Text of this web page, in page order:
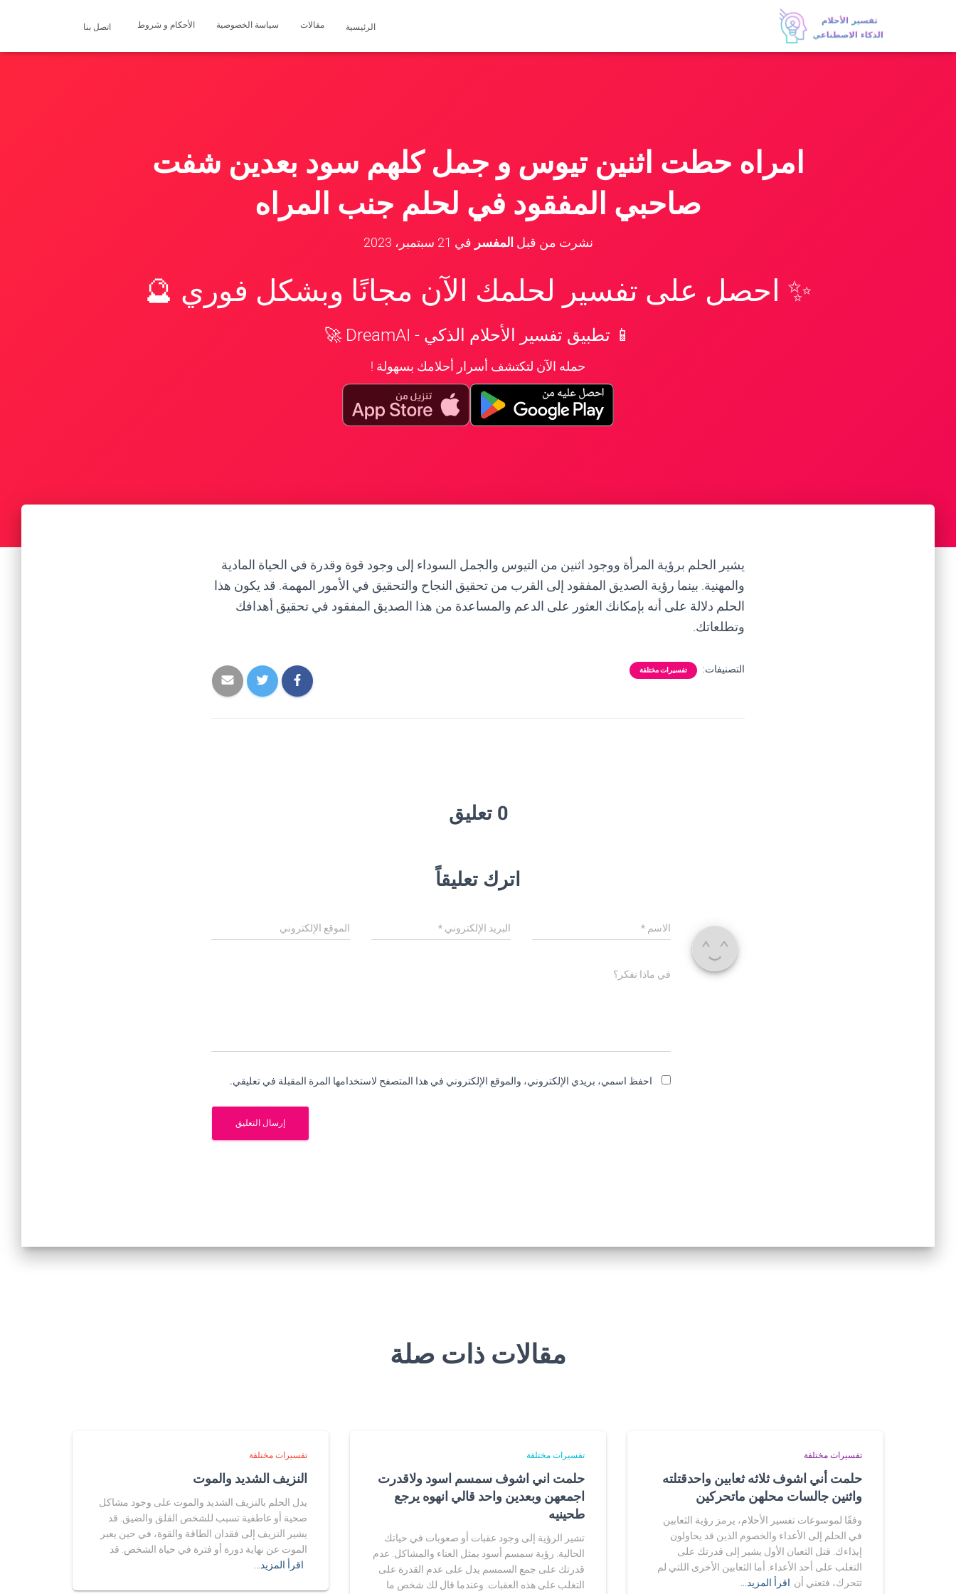
الرئيسية مقالات سياسة الخصوصية الأحكام و شروط اتصل بنا
امراه حطت اثنين تيوس و جمل كلهم سود بعدين شفت
صاحبي المفقود في لحلم جنب المراه
نشرت من قبل المفسر في 21 سبتمبر، 2023
✨ احصل على تفسير لحلمك الآن مجانًا وبشكل فوري 🔮
📱 تطبيق تفسير الأحلام الذكي - DreamAI 🚀
حمله الآن لتكتشف أسرار أحلامك بسهولة !
يشير الحلم برؤية المرأة ووجود اثنين من التيوس والجمل السوداء إلى وجود قوة وقدرة في الحياة المادية
والمهنية. بينما رؤية الصديق المفقود إلى القرب من تحقيق النجاح والتحقيق في الأمور المهمة. قد يكون هذا
الحلم دلالة على أنه بإمكانك العثور على الدعم والمساعدة من هذا الصديق المفقود في تحقيق أهدافك
وتطلعاتك.
التصنيفات: تفسيرات مختلفة
0 تعليق
اترك تعليقاً
الاسم * البريد الإلكتروني* الموقع الإلكتروني
في ماذا تفكر؟
احفظ اسمي، بريدي الإلكتروني، والموقع الإلكتروني في هذا المتصفح لاستخدامها المرة المقبلة في تعليقي.
مقالات ذات صلة
تفسيرات مختلفة
حلمت أني اشوف ثلاثه ثعابين واحدقتلته
واثنين جالسات محلهن ماتحركين
وفقًا لموسوعات تفسير الأحلام، يرمز رؤية الثعابين
في الحلم إلى الأعداء والخصوم الذين قد يحاولون
إيذاءك. قتل الثعبان الأول يشير إلى قدرتك على
التغلب على أحد الأعداء. أما الثعابين الأخرى اللتي لم
تتحرك، فتعني أن اقرأ المزيد…
تفسيرات مختلفة
حلمت اني اشوف سمسم اسود ولاقدرت
اجمعهن وبعدين واحد قالي انهوه يرجع
طحينيه
تشير الرؤية إلى وجود عقبات أو صعوبات في حياتك
الحالية. رؤية سمسم أسود يمثل العناء والمشاكل. عدم
قدرتك على جمع السمسم يدل على عدم القدرة على
التغلب على هذه العقبات. وعندما قال لك شخص ما
تفسيرات مختلفة
النزيف الشديد والموت
يدل الحلم بالنزيف الشديد والموت على وجود مشاكل
صحية أو عاطفية تسبب للشخص القلق والضيق. قد
يشير النزيف إلى فقدان الطاقة والقوة، في حين يعبر
الموت عن نهاية دورة أو فترة في حياة الشخص. قد
اقرأ المزيد…